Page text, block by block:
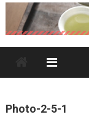
Photo-2-5-1